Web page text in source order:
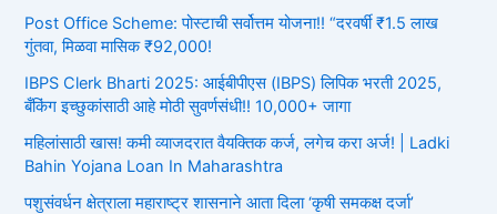
Post Office Scheme: पोस्टाची सर्वोत्तम योजना!! “दरवर्षी ₹1.5 लाख
गुंतवा, मिळवा मासिक ₹92,000!
IBPS Clerk Bharti 2025: आईबीपीएस (IBPS) लिपिक भरती 2025,
बँकिंग इच्छुकांसाठी आहे मोठी सुवर्णसंधी!! 10,000+ जागा
महिलांसाठी खास! कमी व्याजदरात वैयक्तिक कर्ज, लगेच करा अर्ज! | Ladki
Bahin Yojana Loan In Maharashtra
पशुसंवर्धन क्षेत्राला महाराष्ट्र शासनाने आता दिला ‘कृषी समकक्ष दर्जा’